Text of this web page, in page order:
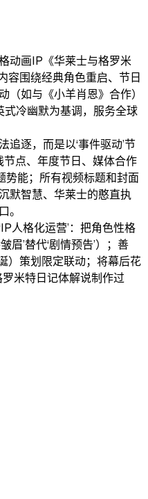
动画IP《华莱士与格罗米
容围绕经典角色重启、节日
如与《小羊肖恩》合作）
冷幽默为基调，服务全球
追逐，而是以‘事件驱动’节
点、年度节日、媒体合作
势能；所有视频标题和封面
默智慧、华莱士的憨直执
。
人格化运营’：把角色性格
眉’替代‘剧情预告’）；善
）策划限定联动；将幕后花
罗米特日记体解说制作过